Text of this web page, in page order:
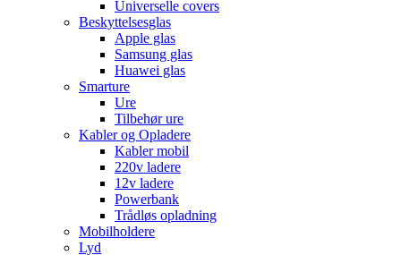
Universelle covers
Beskyttelsesglas
Apple glas
Samsung glas
Huawei glas
Smarture
Ure
Tilbehør ure
Kabler og Opladere
Kabler mobil
220v ladere
12v ladere
Powerbank
Trådløs opladning
Mobilholdere
Lyd